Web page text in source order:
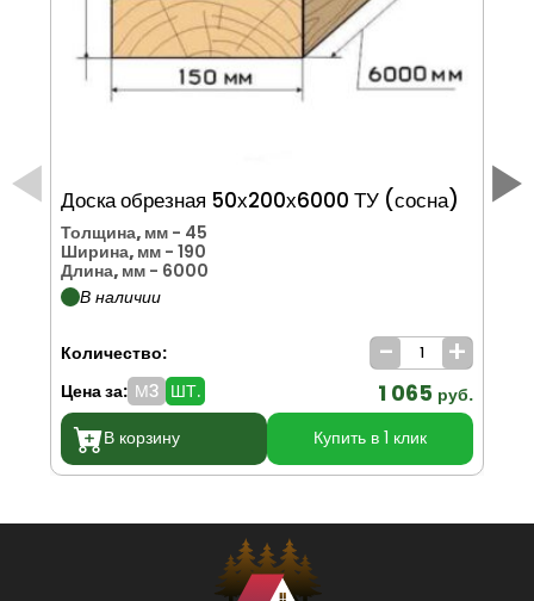
Доска обрезная 50х200х6000 ТУ (сосна)
Толщина, мм - 45
Ширина, мм - 190
Длина, мм - 6000
В наличии
Количество: - +
Цена за: М3 ШТ. 1 065 руб.
В корзину
Купить в 1 клик